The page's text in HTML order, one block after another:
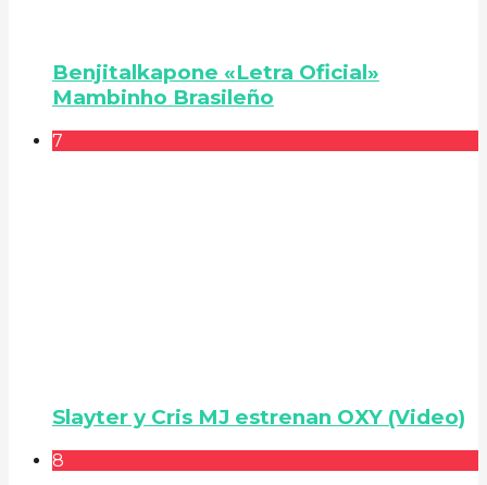
Benjitalkapone «Letra Oficial»
Mambinho Brasileño
7
Slayter y Cris MJ estrenan OXY (Video)
8